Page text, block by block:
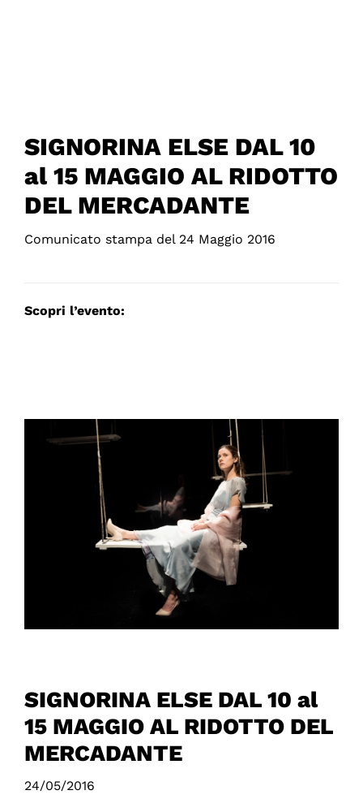
SIGNORINA ELSE DAL 10
al 15 MAGGIO AL RIDOTTO
DEL MERCADANTE
Comunicato stampa del 24 Maggio 2016
Scopri l’evento:
SIGNORINA ELSE DAL 10 al
15 MAGGIO AL RIDOTTO DEL
MERCADANTE
24/05/2016